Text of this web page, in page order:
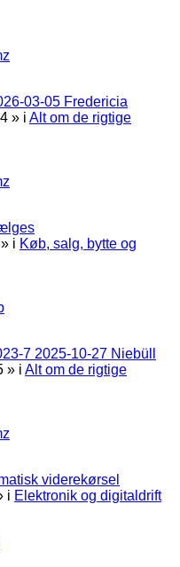
03-05 Fredericia
» i Alt om de rigtige
» i Køb, salg, bytte og
7 2025-10-27 Niebüll
» i Alt om de rigtige
viderekørsel
i Elektronik og digitaldrift